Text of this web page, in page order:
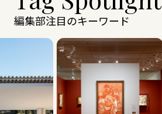
編集部注目のキーワード